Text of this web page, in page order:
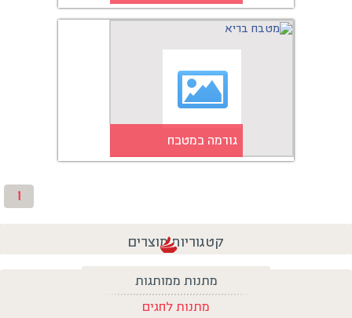
גורמה במטבח
1
קטגוריות מוצרים
מתנות ממותגות
מתנות לחגים